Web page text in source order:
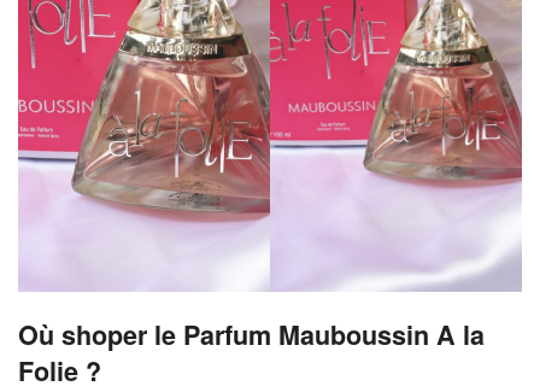
Où shoper le Parfum Mauboussin A la
Folie ?